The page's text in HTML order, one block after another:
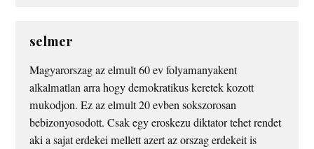
selmer
Magyarorszag az elmult 60 ev folyamanyakent
alkalmatlan arra hogy demokratikus keretek kozott
mukodjon. Ez az elmult 20 evben sokszorosan
bebizonyosodott. Csak egy eroskezu diktator tehet rendet
aki a sajat erdekei mellett azert az orszag erdekeit is